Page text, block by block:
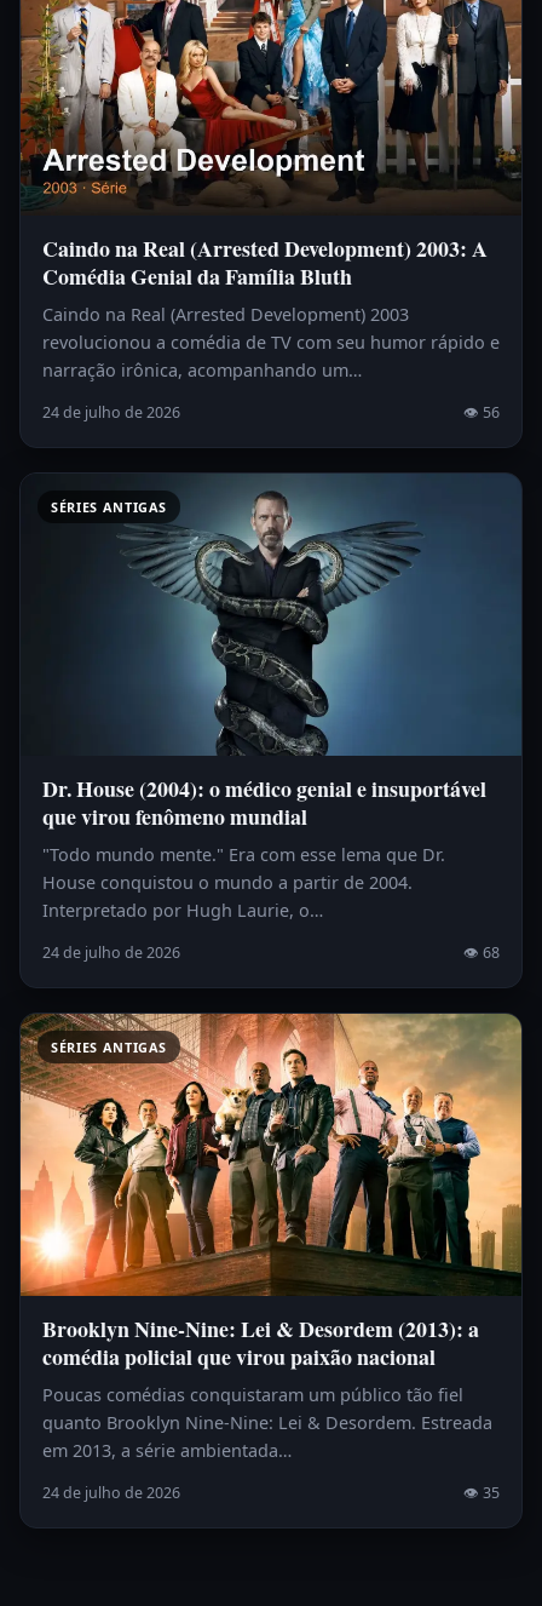
Caindo na Real (Arrested Development) 2003: A
Comédia Genial da Família Bluth
Caindo na Real (Arrested Development) 2003
revolucionou a comédia de TV com seu humor rápido e
narração irônica, acompanhando um…
24 de julho de 2026 👁 56
SÉRIES ANTIGAS
Dr. House (2004): o médico genial e insuportável
que virou fenômeno mundial
"Todo mundo mente." Era com esse lema que Dr.
House conquistou o mundo a partir de 2004.
Interpretado por Hugh Laurie, o…
24 de julho de 2026 👁 68
SÉRIES ANTIGAS
Brooklyn Nine-Nine: Lei & Desordem (2013): a
comédia policial que virou paixão nacional
Poucas comédias conquistaram um público tão fiel
quanto Brooklyn Nine-Nine: Lei & Desordem. Estreada
em 2013, a série ambientada…
24 de julho de 2026 👁 35